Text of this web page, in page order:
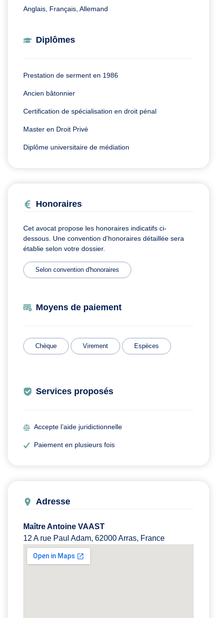
Anglais, Français, Allemand
Diplômes
Prestation de serment en 1986
Ancien bâtonnier
Certification de spécialisation en droit pénal
Master en Droit Privé
Diplôme universitaire de médiation
Honoraires
Cet avocat propose les honoraires indicatifs ci-
dessous. Une convention d'honoraires détaillée sera
établie selon votre dossier.
Selon convention d'honoraires
Moyens de paiement
Chèque Virement Espèces
Services proposés
Accepte l’aide juridictionnelle
Paiement en plusieurs fois
Adresse
Maître Antoine VAAST
12 A rue Paul Adam, 62000 Arras, France